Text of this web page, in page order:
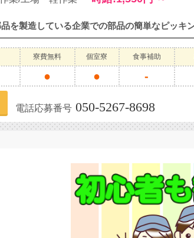
寮費無料 個室寮 食事補助
● ● -
電話応募番号 050-5267-8698